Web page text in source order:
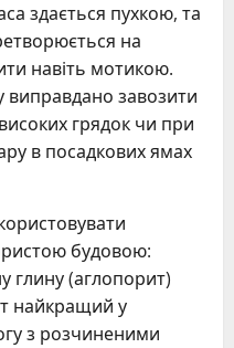
здається пухкою, та
на
навіть мотикою.
виправдано завозити
грядок чи при
в посадкових ямах
будовою:
глину (аглопорит)
найкращий у
з розчиненими